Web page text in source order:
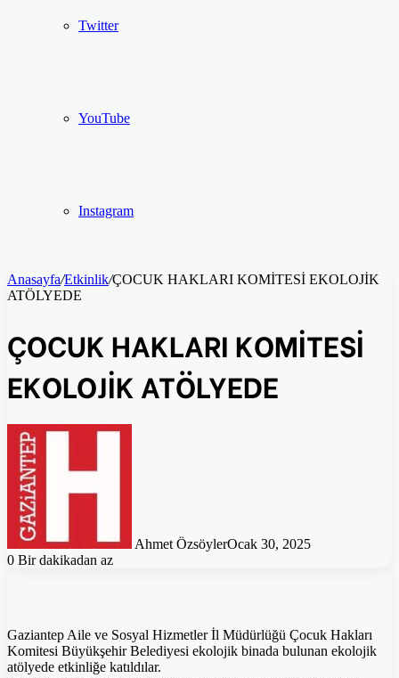
Twitter
YouTube
Instagram
Anasayfa/Etkinlik/ÇOCUK HAKLARI KOMİTESİ EKOLOJİK
ATÖLYEDE
ÇOCUK HAKLARI KOMİTESİ
EKOLOJİK ATÖLYEDE
Ahmet ÖzsöylerOcak 30, 2025
0 Bir dakikadan az
Gaziantep Aile ve Sosyal Hizmetler İl Müdürlüğü Çocuk Hakları
Komitesi Büyükşehir Belediyesi ekolojik binada bulunan ekolojik
atölyede etkinliğe katıldılar.